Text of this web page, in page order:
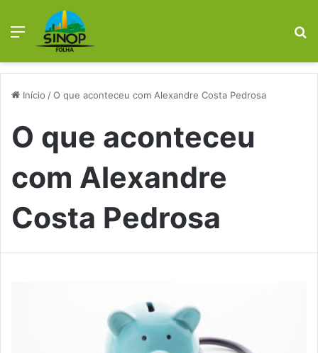
Menu
Início /O que aconteceu com Alexandre Costa Pedrosa
O que aconteceu
com Alexandre
Costa Pedrosa